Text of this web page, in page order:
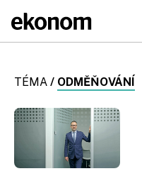
TÉMA / ODMĚŇOVÁNÍ